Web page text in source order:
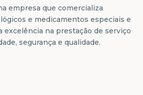
empresa que comercializa
e medicamentos especiais e
excelência na prestação de serviço
segurança e qualidade.